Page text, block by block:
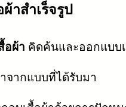
าสำเร็จรูป
อผ้า คิดค้นและออกแบบ
จากแบบที่ได้รับมา